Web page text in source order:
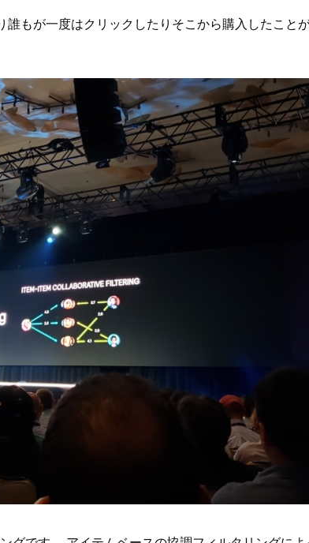
もが一度はクリックしたりそこから購入したこ